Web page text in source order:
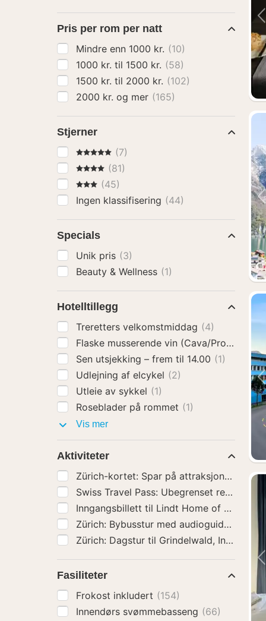
Pris per rom per natt
Mindre enn 1000 kr. (10)
1000 kr. til 1500 kr. (58)
1500 kr. til 2000 kr. (102)
2000 kr. og mer (165)
Stjerner
5 Stjerner(7)
4 Stjerner
(81)
3 Stjerner
(45)
Ingen klassifisering (44)
Specials
Unik pris (3)
Beauty & Wellness (1)
Hotelltillegg
Treretters velkomstmiddag (4)
Flaske musserende vin (Cava/Prosecco)
Sen utsjekking – frem til 14.00 (1)
Udlejning af elcykel (2)
Utleie av sykkel (1)
Roseblader på rommet (1)
Vis merHotelltillegg
Aktiviteter
Zürich:
Fasiliteter
Frokost inkludert (154)
Innendørs svømmebasseng (66)